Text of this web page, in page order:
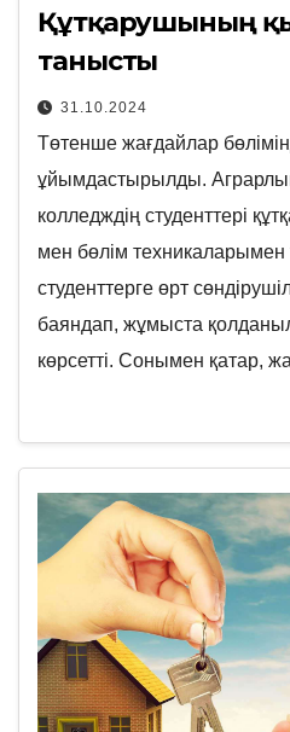
Құтқарушының қызметімен
танысты
31.10.2024
Төтенше жағдайлар
ұйымдастырылды.
колледждің студенттері
мен бөлім
студенттерге өрт
баяндап, жұмыста
көрсетті. Сонымен қатар,